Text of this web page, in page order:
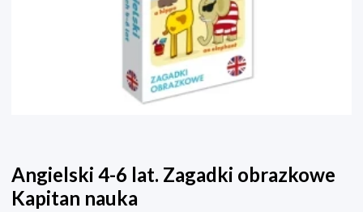
Angielski 4-6 lat. Zagadki obrazkowe
Kapitan nauka